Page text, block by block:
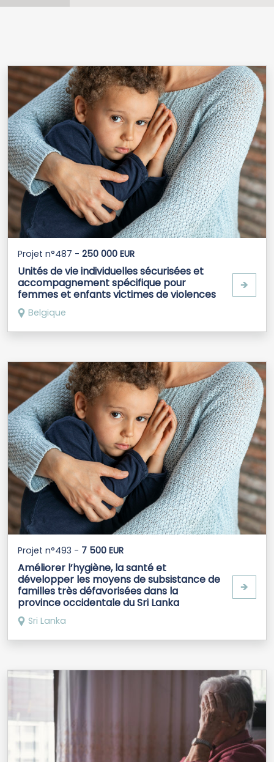
Projet n°487 - 250 000 EUR
Unités de vie individuelles sécurisées et
accompagnement spécifique pour
femmes et enfants victimes de violences
Belgique
🡺
Projet n°493 - 7 500 EUR
Améliorer l’hygiène, la santé et
développer les moyens de subsistance de
familles très défavorisées dans la
province occidentale du Sri Lanka
Sri Lanka
🡺